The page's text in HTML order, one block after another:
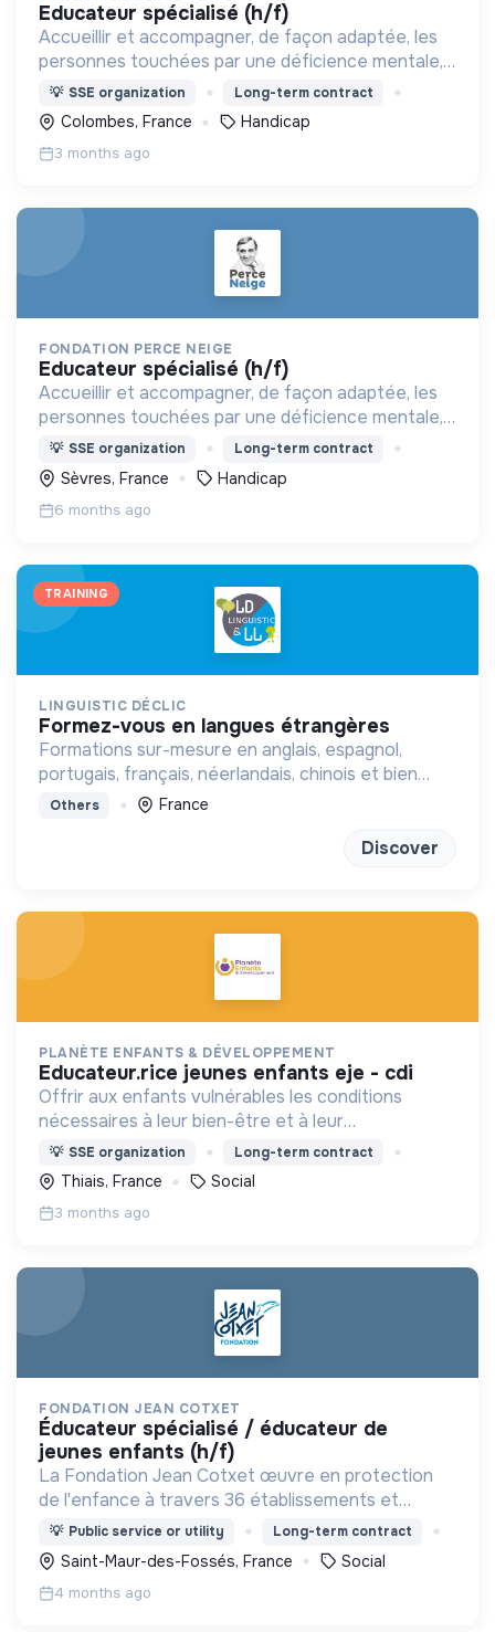
educateur spécialisé (h/f)
Accueillir et accompagner, de façon adaptée, les
personnes touchées par une déficience mentale,
un handicap physique ou psychique
💡 SSE organization Long-term contract
Colombes, France Handicap
3 months ago
FONDATION PERCE NEIGE
educateur spécialisé (h/f)
Accueillir et accompagner, de façon adaptée, les
personnes touchées par une déficience mentale,
un handicap physique ou psychique
💡 SSE organization Long-term contract
Sèvres, France Handicap
6 months ago
TRAINING
LINGUISTIC DÉCLIC
formez-vous en langues étrangères
Formations sur-mesure en anglais, espagnol,
portugais, français, néerlandais, chinois et bien
d'autres à distance ou en présentiel
Others France
Discover
PLANÈTE ENFANTS & DÉVELOPPEMENT
educateur.rice jeunes enfants eje - cdi
Offrir aux enfants vulnérables les conditions
nécessaires à leur bien-être et à leur
épanouissement, en travaillant avec les acteurs
locaux et les familles.
💡 SSE organization Long-term contract
Thiais, France Social
3 months ago
FONDATION JEAN COTXET
éducateur spécialisé / éducateur de
jeunes enfants (h/f)
La Fondation Jean Cotxet œuvre en protection
de l'enfance à travers 36 établissements et
services, et 1 000 collaborateurs accompagnant
chaque année 4 000 jeunes.
💡 Public service or utility Long-term contract
Saint-Maur-des-Fossés, France Social
4 months ago